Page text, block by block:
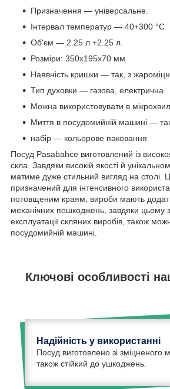
Призначення — універсальне.
Інтервал температур — 40+300 °C
Об'єм — 2.25 л +2.25 л.
Розміри: 350x195х70 мм
Наявність кришки — так, з
Тип духовки — газова, електрична.
Можна використовувати в
Миття в посудомийній машині —
набір — кольорове паковання
Посуд Pasabahce виготовлений із
скла. Завдяки високій якості й
матиме дуже стильний вигляд на столі.
призначений для інтенсивного
потовщеним краям, вироби мають
механічних пошкоджень, завдяки цьому
експлуатації скляних виробів, також
посудомийній машині.
Ключові особливості
Надійність у використанні
Посуд виготовлено зі зміцненого
також стійкий до ушкоджень.